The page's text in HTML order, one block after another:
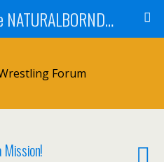
ANNA-KONDA the NATURALBORNDOM
Forum